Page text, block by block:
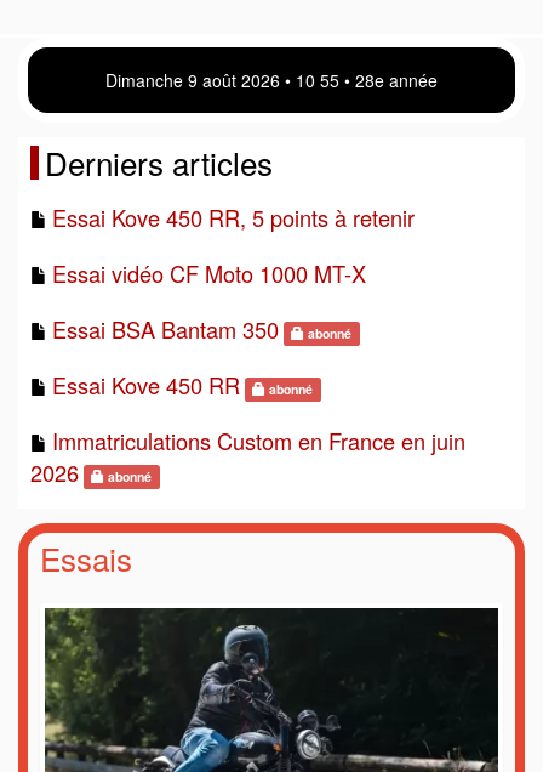
Dimanche 9 août 2026 • 10:56 • 28e année
Derniers articles
Essai Kove 450 RR, 5 points à retenir
Essai vidéo CF Moto 1000 MT-X
Essai BSA Bantam 350
abonné
Essai Kove 450 RR abonné
Immatriculations Custom en France en juin
2026
abonné
Essais